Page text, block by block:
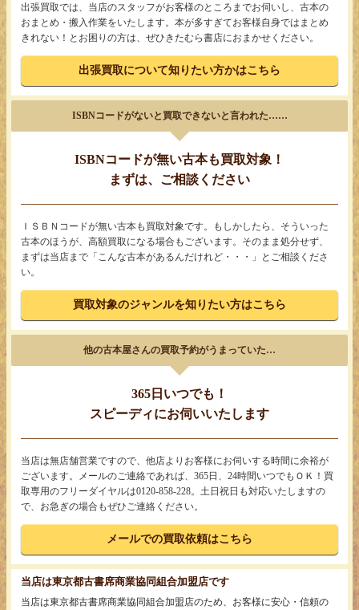
出張買取では、当店のスタッフがお客様のところまでお伺いし、古本の
おまとめ・搬入作業をいたします。本が多すぎてお客様自身ではまとめ
きれない！とお困りの方は、ぜひきたむら書店におまかせください。
出張買取について知りたい方かはこちら
ISBNコードがないと買取できないと言われた……
ISBNコードが無い古本も買取対象！
まずは、ご相談ください
ＩＳＢＮコードが無い古本も買取対象です。もしかしたら、そういった
古本のほうが、高額買取になる場合もございます。そのまま処分せず、
まずは当店まで「こんな古本があるんだけれど・・・」とご相談くださ
い。
買取対象のジャンルを知りたい方はこちら
他の古本屋さんの買取予約がうまっていた…
365日いつでも！
スピーディにお伺いいたします
当店は無店舗営業ですので、他店よりお客様にお伺いする時間に余裕が
ございます。メールのご連絡であれば、365日、24時間いつでもＯＫ！買
取専用のフリーダイヤルは0120-858-228。土日祝日も対応いたしますの
で、お急ぎの場合もぜひご連絡ください。
メールでの買取依頼はこちら
当店は東京都古書席商業協同組合加盟店です
当店は東京都古書席商業協同組合加盟店のため、お客様に安心・信頼の